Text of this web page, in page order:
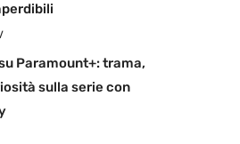
Paramount+: trama,
sulla serie con